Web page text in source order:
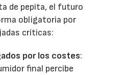
de pepita, el futuro
obligatoria por
críticas:
por los costes:
final percibe